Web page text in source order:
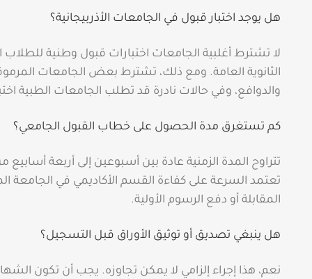
هل يوجد اختبار قبول في الجامعات الأذربيجانية؟
لا تشترط أغلبية الجامعات اختبارات قبول وطنية للطلاب
الثانوية العامة. ومع ذلك، تشترط بعض الجامعات
والدوافع، وفي حالات نادرة قد تطلب الجامعات الطبية
كم تستغرق مدة الحصول على خطاب القبول الجامعي؟
تتراوح المدة الزمنية عادة بين أسبوعين إلى أربعة
تعتمد السرعة على كفاءة القسم الأكاديمي في الجامعة
المقابلة أو دفع الرسوم الأولية.
هل ينبغي تصديق أو توثيق الأوراق قبل التسجيل؟
نعم، هذا إجراء إلزامي لا يمكن تجاوزه. يجب أن تكون